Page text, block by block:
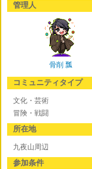
管理人
骨削 瓢
コミュニティタイプ
文化・芸術
冒険・戦闘
所在地
九夜山周辺
参加条件